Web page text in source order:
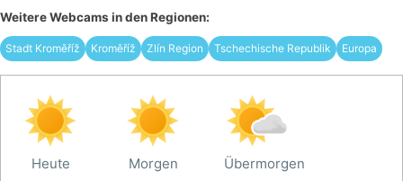
Weitere Webcams in den Regionen:
Stadt Kroměříž Kroměříž Zlín Region Tschechische Republik Europa
Heute Morgen Übermorgen